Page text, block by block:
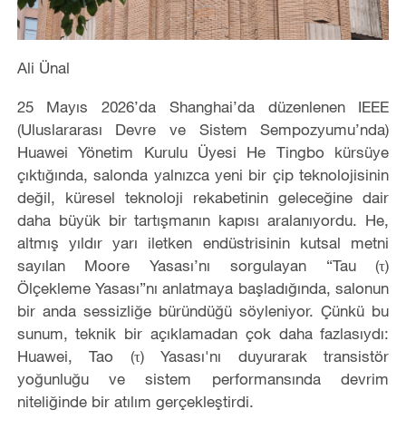
Ali Ünal
25 Mayıs 2026’da Shanghai’da düzenlenen IEEE
(Uluslararası Devre ve Sistem Sempozyumu’nda)
Huawei Yönetim Kurulu Üyesi He Tingbo kürsüye
çıktığında, salonda yalnızca yeni bir çip teknolojisinin
değil, küresel teknoloji rekabetinin geleceğine dair
daha büyük bir tartışmanın kapısı aralanıyordu. He,
altmış yıldır yarı iletken endüstrisinin kutsal metni
sayılan Moore Yasası’nı sorgulayan “Tau (τ)
Ölçekleme Yasası”nı anlatmaya başladığında, salonun
bir anda sessizliğe büründüğü söyleniyor. Çünkü bu
sunum, teknik bir açıklamadan çok daha fazlasıydı:
Huawei, Tao (τ) Yasası'nı duyurarak transistör
yoğunluğu ve sistem performansında devrim
niteliğinde bir atılım gerçekleştirdi.